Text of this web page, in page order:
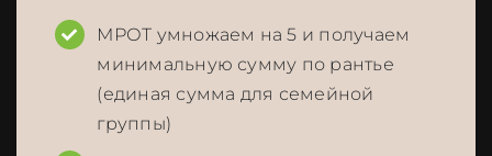
МРОТ умножаем на 5 и получаем
минимальную сумму по рантье
(единая сумма для семейной
группы)